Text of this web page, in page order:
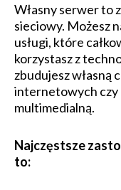
Własny serwer to
sieciowy. Możesz
usługi, które
korzystasz z
zbudujesz własną
internetowych czy
multimedialną.
Najczęstsze
to: